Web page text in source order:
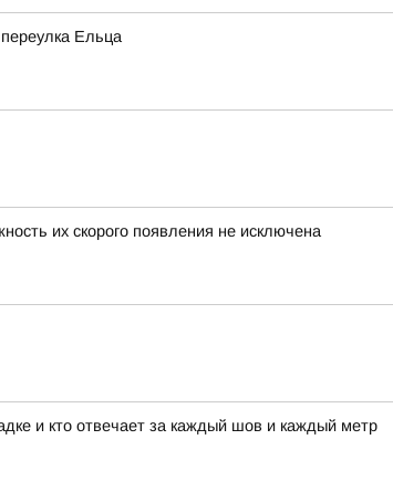
Ельца
их скорого появления не исключена
и кто отвечает за каждый шов и каждый метр